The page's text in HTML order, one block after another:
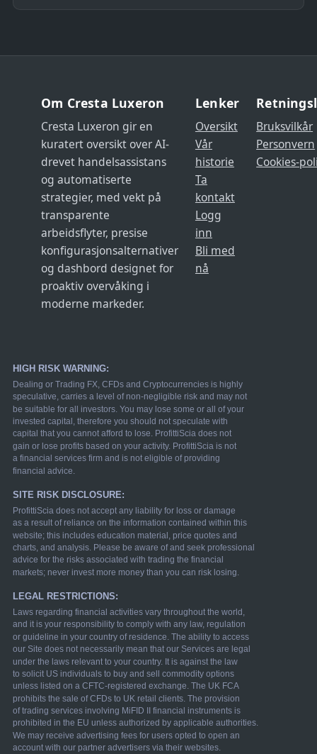
Om Cresta Luxeron
Cresta Luxeron gir en
kuratert oversikt over AI-
drevet handelsassistans
og automatiserte
strategier, med vekt på
transparente
arbeidsflyter, presise
konfigurasjonsalternativer
og dashbord designet for
proaktiv overvåking i
moderne markeder.
Lenker
Oversikt
Vår
historie
Ta
kontakt
Logg
inn
Bli med
nå
Bruksvilkår
Personvern
Cookies-